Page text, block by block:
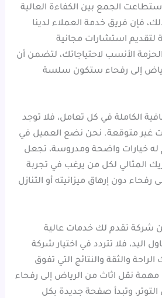
الجمع بين الكفاءة العالية
فإن فريق خدمة العملاء لدينا
لتقديم استشارات مجانية
الأنسب لاحتياجاتك، لتضمن أن
إلى رفحاء ستكون سلسة
الكاملة في كل تعامل، فلا توجد
غير متوقعة. نحن نضع العميل في
له خيارات واضحة ومدروسة، تجعل
المثالي لكل من يرغب في تجربة
دون إرهاق ميزانيته أو التنازل
شركة تقدم لك خدمات عالية
اليد، فلا تتردد في اختيار شركة
والثقة والنتائج التي تفوق
نقل اثاث من الرياض إلى رفحاء
التوتر، وتبدأ صفحة جديدة بكل